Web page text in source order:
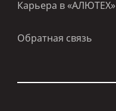
Карьера в «АЛЮТЕХ»
Обратная связь